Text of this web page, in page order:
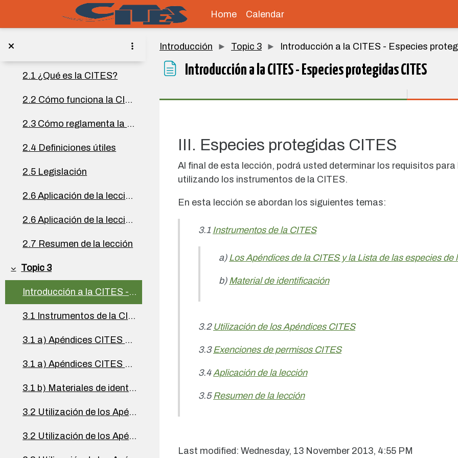
Skip to main content
Home Calendar
Introducción a la CITES - Sinopsis de la CITES
2.1 ¿Qué es la CITES?
2.2 Cómo funciona la CITES
2.3 Cómo reglamenta la CITES el comercio
2.4 Definiciones útiles
2.5 Legislación
2.6 Aplicación de la lección - Parte A
2.6 Aplicación de la lección - Parte B
2.7 Resumen de la lección
Collapse
Topic 3
Introducción a la CITES - Especies protegidas CITES
3.1 Instrumentos de la CITES
3.1 a) Apéndices CITES y Lista de las especies de la CITES
3.1 a) Apéndices CITES y Lista de las especies de la CITES
3.1 b) Materiales de identificación
3.2 Utilización de los Apéndices de la CITES
3.2 Utilización de los Apéndices de la CITES
Introducción Topic 3 Introducción a la CITES - Especies
Introducción a la CITES - Especies protegidas CITES
III. Especies protegidas CITES
Al final de esta lección, podrá usted determinar los requisitos
utilizando los instrumentos de la CITES.
En esta lección se abordan los siguientes temas:
3.1 Instrumentos de la CITES
a) Los Apéndices de la CITES y la Lista de las especies de
b) Material de identificación
3.2 Utilización de los Apéndices CITES
3.3Exenciones de permisos CITES
3.4Aplicación de la lección
3.5Resumen de la lección
Last modified: Wednesday, 13 November 2013, 4:55 PM